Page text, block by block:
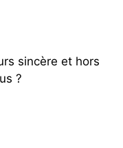
sincère et hors
?